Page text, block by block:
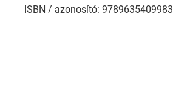
ISBN / azonosító: 9789635409983